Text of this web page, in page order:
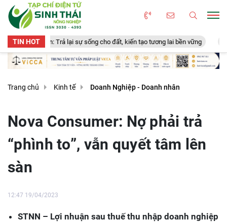
TIN HOT
Trả lại sự sống cho đất, kiến tạo tương lai bền vững Thịt bò nuôi
Trang chủ Kinh tế Doanh Nghiệp - Doanh nhân
Nova Consumer: Nợ phải trả
“phình to”, vẫn quyết tâm lên
sàn
12:47 19/04/2023
STNN – Lợi nhuận sau thuế thu nhập doanh nghiệp